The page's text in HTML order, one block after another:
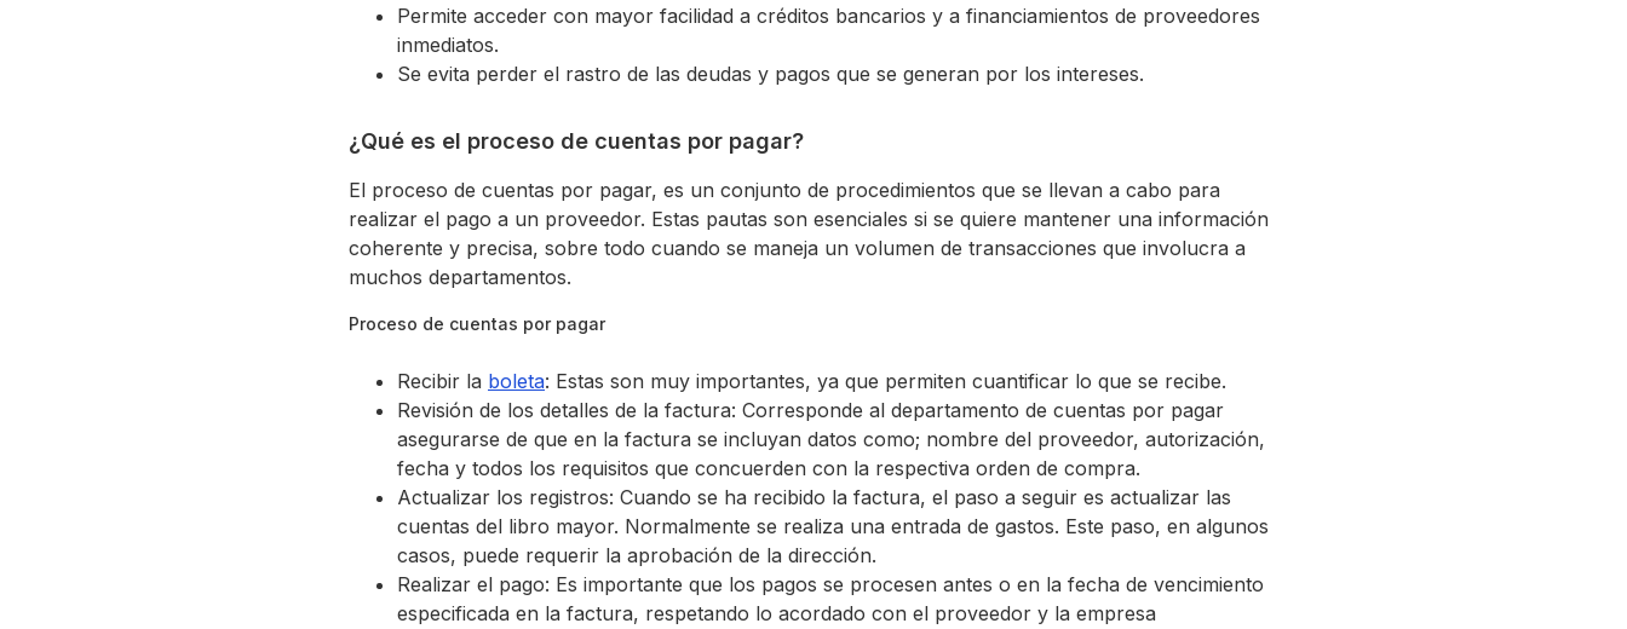
Permite acceder con mayor facilidad a créditos bancarios y a financiamientos de proveedores
inmediatos.
Se evita perder el rastro de las deudas y pagos que se generan por los intereses.
¿Qué es el proceso de cuentas por pagar?
El proceso de cuentas por pagar, es un conjunto de procedimientos que se llevan a cabo para
realizar el pago a un proveedor. Estas pautas son esenciales si se quiere mantener una información
coherente y precisa, sobre todo cuando se maneja un volumen de transacciones que involucra a
muchos departamentos.
Proceso de cuentas por pagar
Recibir la boleta: Estas son muy importantes, ya que permiten cuantificar lo que se recibe.
Revisión de los detalles de la factura: Corresponde al departamento de cuentas por pagar
asegurarse de que en la factura se incluyan datos como; nombre del proveedor, autorización,
fecha y todos los requisitos que concuerden con la respectiva orden de compra.
Actualizar los registros: Cuando se ha recibido la factura, el paso a seguir es actualizar las
cuentas del libro mayor. Normalmente se realiza una entrada de gastos. Este paso, en algunos
casos, puede requerir la aprobación de la dirección.
Realizar el pago: Es importante que los pagos se procesen antes o en la fecha de vencimiento
especificada en la factura, respetando lo acordado con el proveedor y la empresa